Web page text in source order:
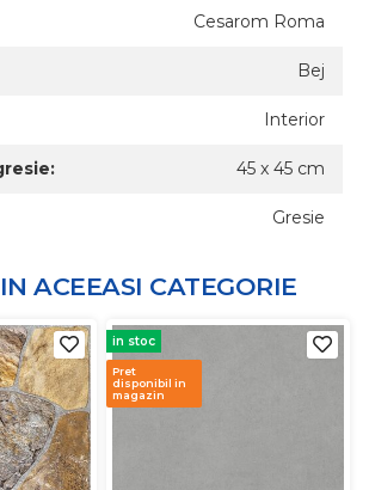
Cesarom Roma
Bej
Interior
45 x 45 cm
Gresie
ACEEASI CATEGORIE
in stoc
Pret
disponibil in
magazin